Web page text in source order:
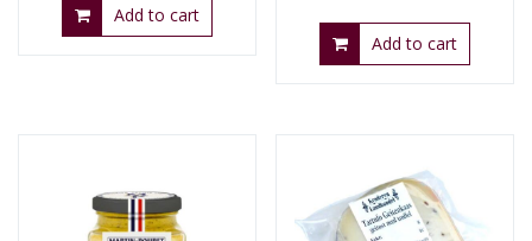
Add to cart
Add to cart